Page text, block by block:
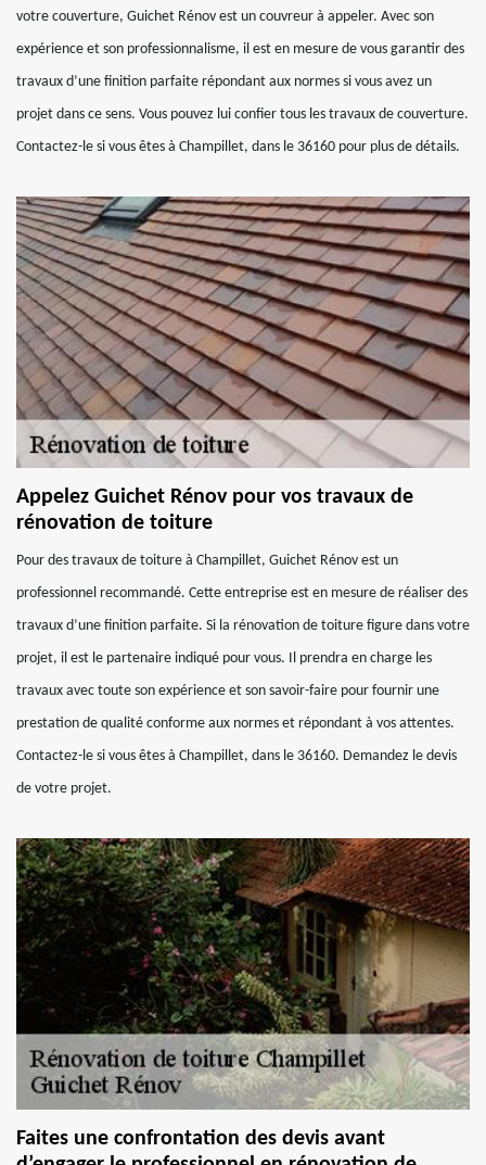
votre couverture, Guichet Rénov est un couvreur à appeler. Avec son
expérience et son professionnalisme, il est en mesure de vous garantir des
travaux d’une finition parfaite répondant aux normes si vous avez un
projet dans ce sens. Vous pouvez lui confier tous les travaux de couverture.
Contactez-le si vous êtes à Champillet, dans le 36160 pour plus de détails.
Appelez Guichet Rénov pour vos travaux de
rénovation de toiture
Pour des travaux de toiture à Champillet, Guichet Rénov est un
professionnel recommandé. Cette entreprise est en mesure de réaliser des
travaux d’une finition parfaite. Si la rénovation de toiture figure dans votre
projet, il est le partenaire indiqué pour vous. Il prendra en charge les
travaux avec toute son expérience et son savoir-faire pour fournir une
prestation de qualité conforme aux normes et répondant à vos attentes.
Contactez-le si vous êtes à Champillet, dans le 36160. Demandez le devis
de votre projet.
Faites une confrontation des devis avant